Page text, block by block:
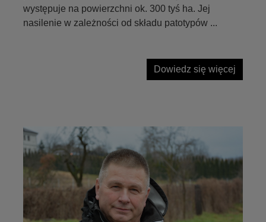
występuje na powierzchni ok. 300 tyś ha. Jej
nasilenie w zależności od składu patotypów ...
Dowiedz się więcej